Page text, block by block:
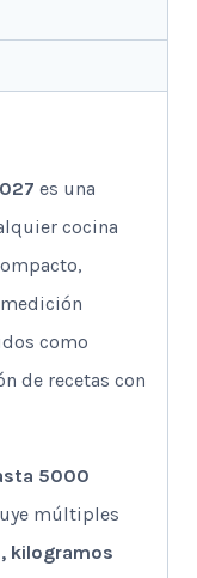
es una
cocina
como
de recetas con
5000
múltiples
kilogramos